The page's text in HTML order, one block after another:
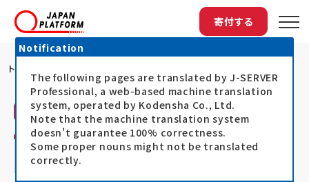
寄付する
トップ
活動レポート アドラ・ジャパン（ADRA）
JPF加盟NGO ADRA Japanが、現地で生
活再建支援を継続中
Notification
The following pages are translated by J-SERVER
Professional, a web-based machine translation
system, operated by Kodensha Co., Ltd.
Note that the machine translation system
doesn't guarantee 100% correctness.
Some proper nouns might not be translated
correctly.